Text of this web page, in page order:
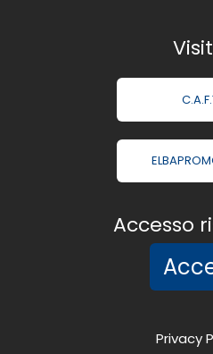
Accesso
Privacy